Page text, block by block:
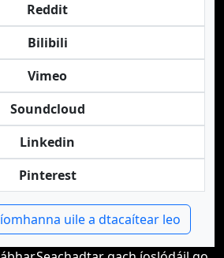
Reddit
Bilibili
Vimeo
Soundcloud
Linkedin
Pinterest
uile a dtacaítear leo